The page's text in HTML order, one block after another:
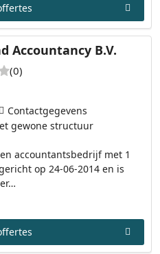
Accountancy B.V.
(0)
accountantsbedrijf met 1
op 24-06-2014 en is
Contactgegevens
gewone structuur